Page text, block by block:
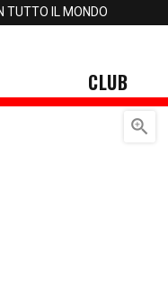
TUTTO IL MONDO
CLUB
